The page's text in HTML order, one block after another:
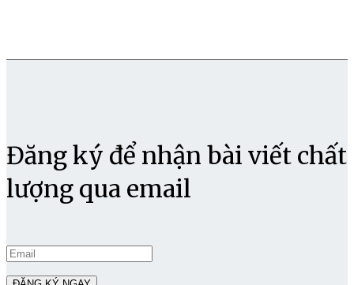
Đăng ký để nhận bài viết chất
lượng qua email